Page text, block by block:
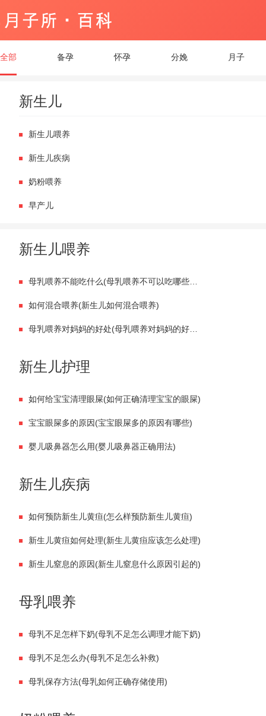
全部 备孕 怀孕 分娩 月子
新生儿
新生儿喂养
新生儿疾病
奶粉喂养
早产儿
新生儿喂养
母乳喂养不能吃什么(母乳喂养不可以吃哪些食物)
如何混合喂养(新生儿如何混合喂养)
母乳喂养对妈妈的好处(母乳喂养对妈妈的好处有哪些)
新生儿护理
如何给宝宝清理眼屎(如何正确清理宝宝的眼屎)
宝宝眼屎多的原因(宝宝眼屎多的原因有哪些)
婴儿吸鼻器怎么用(婴儿吸鼻器正确用法)
新生儿疾病
如何预防新生儿黄疸(怎么样预防新生儿黄疸)
新生儿黄疸如何处理(新生儿黄疸应该怎么处理)
新生儿窒息的原因(新生儿窒息什么原因引起的)
母乳喂养
母乳不足怎样下奶(母乳不足怎么调理才能下奶)
母乳不足怎么办(母乳不足怎么补救)
母乳保存方法(母乳如何正确存储使用)